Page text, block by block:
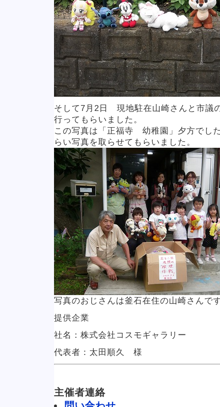
そして7月2日 現地駐在山崎さんと市議
行ってもらいました。
この写真は「正福寺 幼稚園」夕方でし
らい写真を取らせてもらいました。
写真のおじさんは釜石在住の山崎さんで
提供企業
社名：株式会社コスモギャラリー
代表者：太田順久 様
主催者連絡